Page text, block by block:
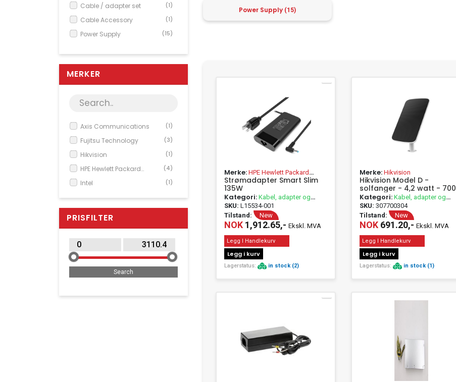
Cable / adapter set (1)
Cable Accessory (1)
Power Supply (15)
MERKER
Axis Communications (1)
Fujitsu Technology (3)
Hikvision (1)
HPE Hewlett Packard
(4)
Intel (1)
Lenovo (11)
PRISFILTER
Power Supply (15)
Merke: HPE Hewlett Packard
Enterprise
Strømadapter Smart Slim
135W
Kategori: Kabel, adapter og
passivt utstyr
SKU: L15534-001
Tilstand:
New
NOK 1,912.65,- Ekskl. MVA
Legg I Handlekurv
Legg i kurv
Lagerstatus: in stock (2)
Merke:Hikvision
Hikvision Model D -
solfanger - 4,2 watt - 700
mA
Kategori:Kabel, adapter og
passivt utstyr
SKU:307700304
Tilstand:
New
NOK 691.20,-Ekskl. MVA
Legg I Handlekurv
Legg i kurv
Lagerstatus: in stock (1)